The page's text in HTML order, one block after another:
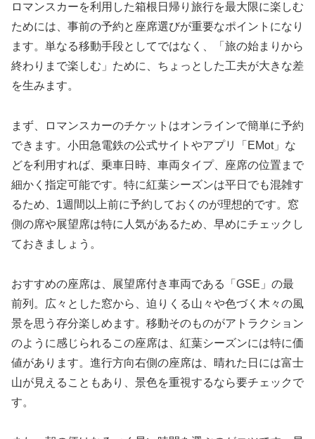
ロマンスカーを利用した箱根日帰り旅行を最大限に楽しむ
ためには、事前の予約と座席選びが重要なポイントになり
ます。単なる移動手段としてではなく、「旅の始まりから
終わりまで楽しむ」ために、ちょっとした工夫が大きな差
を生みます。
まず、ロマンスカーのチケットはオンラインで簡単に予約
できます。小田急電鉄の公式サイトやアプリ「EMot」な
どを利用すれば、乗車日時、車両タイプ、座席の位置まで
細かく指定可能です。特に紅葉シーズンは平日でも混雑す
るため、1週間以上前に予約しておくのが理想的です。窓
側の席や展望席は特に人気があるため、早めにチェックし
ておきましょう。
おすすめの座席は、展望席付き車両である「GSE」の最
前列。広々とした窓から、迫りくる山々や色づく木々の風
景を思う存分楽しめます。移動そのものがアトラクション
のように感じられるこの座席は、紅葉シーズンには特に価
値があります。進行方向右側の座席は、晴れた日には富士
山が見えることもあり、景色を重視するなら要チェックで
す。